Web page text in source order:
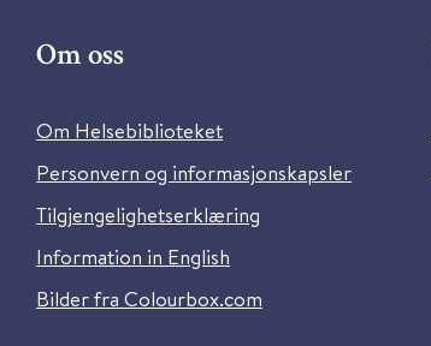
Om oss
Om Helsebiblioteket
Personvern og informasjonskapsler
Tilgjengelighetserklæring
Information in English
Bilder fra Colourbox.com